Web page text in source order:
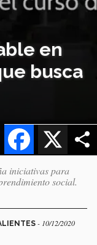
en
busca
X
Facebook
iniciativas para
social.
- 10/12/2020